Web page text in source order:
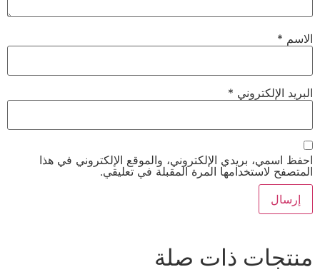
الاسم *
البريد الإلكتروني *
احفظ اسمي، بريدي الإلكتروني، والموقع الإلكتروني في هذا
المتصفح لاستخدامها المرة المقبلة في تعليقي.
منتجات ذات صلة